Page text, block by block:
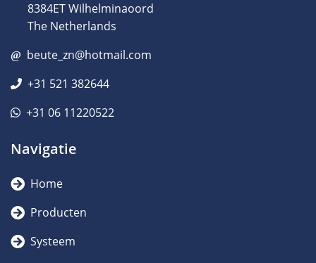
8384ET Wilhelminaoord
The Netherlands
beute_zn@hotmail.com
+31 521 382644
+31 06 11220522
Navigatie
Home
Producten
Systeem